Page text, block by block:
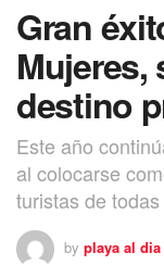
Gran
destino
Este año
al colocarse
turistas de
by playa al dia